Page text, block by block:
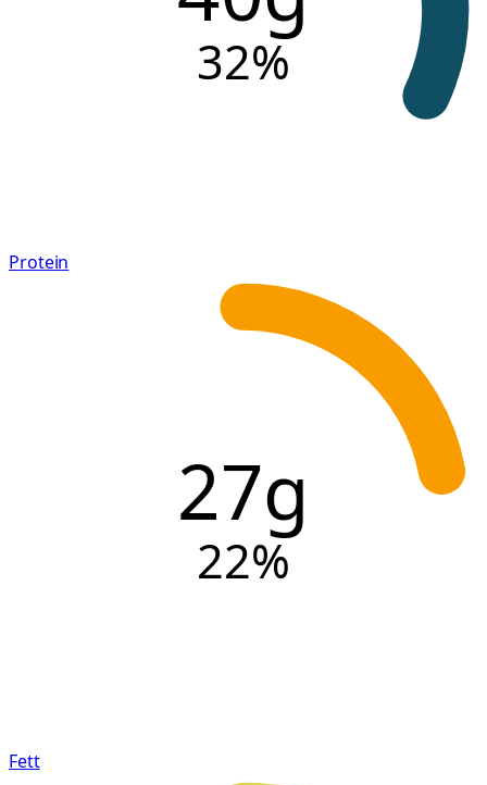
32%
Protein
27g
22%
Fett